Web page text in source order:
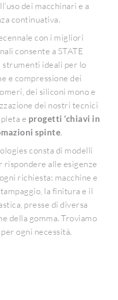
dei macchinari e a
continuativa.
con i migliori
consente a STATE
ideali per lo
e compressione dei
dei siliconi mono e
dei nostri tecnici
e progetti ‘chiavi in
spinte.
consta di modelli
rispondere alle esigenze
richiesta: macchine e
la finitura e il
presse di diversa
della gomma. Troviamo
ogni necessità.